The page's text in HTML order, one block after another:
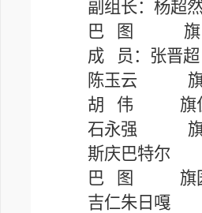
副组长：杨超
巴 图 旗自
成 员：张晋超
陈玉云 旗林
胡 伟 旗住
石永强 旗水
斯庆巴特尔 旗
巴 图 旗园林
吉仁朱日嘎 获